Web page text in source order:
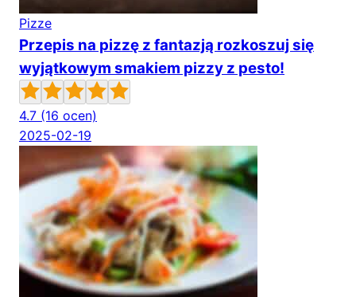
Pizze
Przepis na pizzę z fantazją rozkoszuj się
wyjątkowym smakiem pizzy z pesto!
4.7 (16 ocen)
2025-02-19